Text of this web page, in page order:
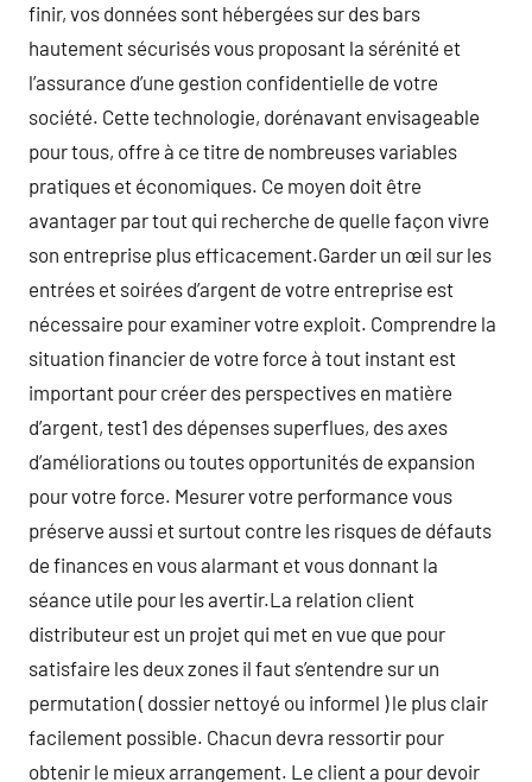
finir, vos données sont hébergées sur des bars
hautement sécurisés vous proposant la sérénité et
l’assurance d’une gestion confidentielle de votre
société. Cette technologie, dorénavant envisageable
pour tous, offre à ce titre de nombreuses variables
pratiques et économiques. Ce moyen doit être
avantager par tout qui recherche de quelle façon vivre
son entreprise plus efficacement.Garder un œil sur les
entrées et soirées d’argent de votre entreprise est
nécessaire pour examiner votre exploit. Comprendre la
situation financier de votre force à tout instant est
important pour créer des perspectives en matière
d’argent, test1 des dépenses superflues, des axes
d’améliorations ou toutes opportunités de expansion
pour votre force. Mesurer votre performance vous
préserve aussi et surtout contre les risques de défauts
de finances en vous alarmant et vous donnant la
séance utile pour les avertir.La relation client
distributeur est un projet qui met en vue que pour
satisfaire les deux zones il faut s’entendre sur un
permutation ( dossier nettoyé ou informel ) le plus clair
facilement possible. Chacun devra ressortir pour
obtenir le mieux arrangement. Le client a pour devoir